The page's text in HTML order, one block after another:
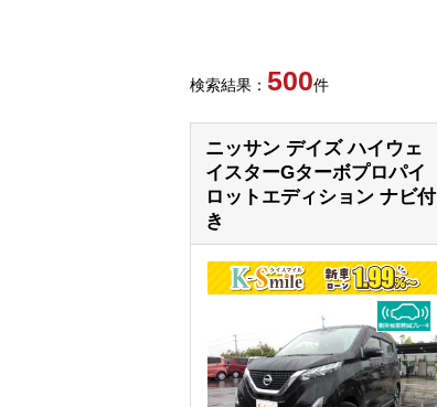
検索結果： 500件
ニッサン デイズ ハイウェ
イスターGターボプロパイ
ロットエディション ナビ付
き